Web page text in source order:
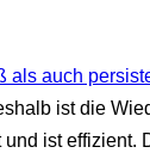
als auch
ist die
ist effizient.